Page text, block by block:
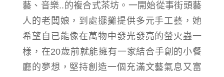
藝、音樂..的複合式茶坊。 一開始從事街頭藝
人 的老闆娘 ，到處擺攤提供多元手工藝，她
希望自已能像在萬物中發光發亮的螢火蟲一
樣， 在20歲前就能擁有一家結合手創的小餐
廳的夢想， 堅持創造一個充滿文藝氣息又富